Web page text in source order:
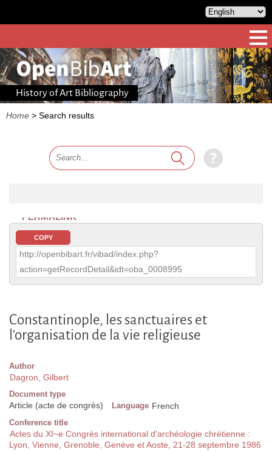
History of Art Bibliography
Home > Search results
PERMALINK
COPY
http://openbibart.fr/vibad/index.php?
action=getRecordDetail&idt=oba_0008995
Constantinople, les sanctuaires et
l'organisation de la vie religieuse
Author
Dagron, Gilbert
Document type
Article (acte de congrès) Language French
Conference title
Actes du XI~e Congrès international d'archéologie chrétienne :
Lyon, Vienne, Grenoble, Genève et Aoste, 21-28 septembre 1986